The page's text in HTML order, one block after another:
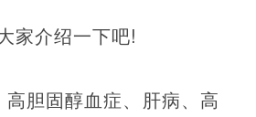
家介绍一下吧!
胆固醇血症、肝病、高